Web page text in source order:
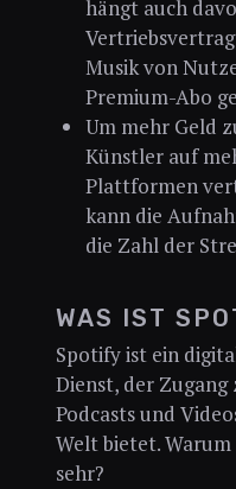
hängt auch
Musik von
Premium-Abo
Um mehr Geld
Künstler auf
Plattformen
kann die
die Zahl der
WAS IST
Spotify ist ein
Dienst, der
Podcasts und
Welt bietet.
sehr?